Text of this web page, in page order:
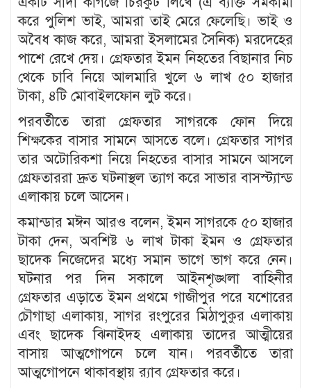
করে পুলিশ ভাই, আমরা তাই মেরে ফেলেছি। ভাই ও
অবৈধ কাজ করে, আমরা ইসলামের সৈনিক) মরদেহের
পাশে রেখে দেয়। গ্রেফতার ইমন নিহতের বিছানার নিচ
থেকে চাবি নিয়ে আলমারি খুলে ৬ লাখ ৫০ হাজার
টাকা, ৪টি মোবাইলফোন লুট করে।
পরবর্তীতে তারা গ্রেফতার সাগরকে ফোন দিয়ে
শিক্ষকের বাসার সামনে আসতে বলে। গ্রেফতার সাগর
তার অটোরিকশা নিয়ে নিহতের বাসার সামনে আসলে
গ্রেফতাররা দ্রুত ঘটনাস্থল ত্যাগ করে সাভার বাসস্ট্যান্ড
এলাকায় চলে আসেন।
কমান্ডার মঈন আরও বলেন, ইমন সাগরকে ৫০ হাজার
টাকা দেন, অবশিষ্ট ৬ লাখ টাকা ইমন ও গ্রেফতার
ছাদেক নিজেদের মধ্যে সমান ভাগে ভাগ করে নেন।
ঘটনার পর দিন সকালে আইনশৃঙ্খলা বাহিনীর
গ্রেফতার এড়াতে ইমন প্রথমে গাজীপুর পরে যশোরের
চৌগাছা এলাকায়, সাগর রংপুরের মিঠাপুকুর এলাকায়
এবং ছাদেক ঝিনাইদহ এলাকায় তাদের আত্মীয়ের
বাসায় আত্মগোপনে চলে যান। পরবর্তীতে তারা
আত্মগোপনে থাকাবস্থায় র‍্যাব গ্রেফতার করে।